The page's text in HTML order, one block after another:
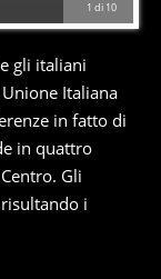
1 di 10
gli italiani
Italiana
in fatto di
in quattro
Gli
i